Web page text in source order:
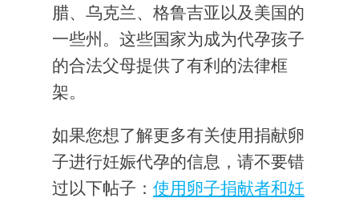
腊、乌克兰、格鲁吉亚以及美国的
一些州。这些国家为成为代孕孩子
的合法父母提供了有利的法律​​框
架。
如果您想了解更多有关使用捐献卵
子进行妊娠代孕的信息，请不要错
过以下帖子： 使用卵子捐献者和妊